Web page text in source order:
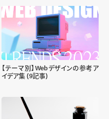
【テーマ別】Webデザインの参考ア
イデア集 (9記事)